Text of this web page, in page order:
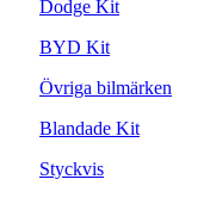
Dodge Kit
BYD Kit
Övriga bilmärken
Blandade Kit
Styckvis